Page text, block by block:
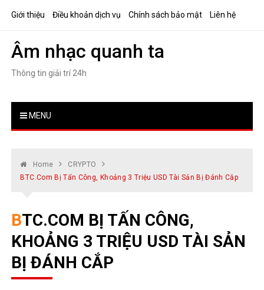
Giới thiệu Điều khoản dịch vụ Chính sách bảo mật Liên hệ
Âm nhạc quanh ta
Thông tin giải trí 24h
MENU
Home
CRYPTO
BTC.com Bị Tấn Công, Khoảng 3 Triệu USD Tài Sản Bị Đánh Cắp
BTC.COM BỊ TẤN CÔNG,
KHOẢNG 3 TRIỆU USD TÀI SẢN
BỊ ĐÁNH CẮP